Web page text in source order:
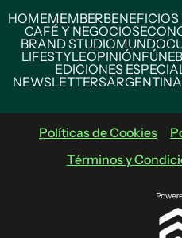
HOMEMEMBER
CAFÉ Y NEGOCIOS
BRAND STUDIOMUNDO
LIFESTYLEOPINIÓN
EDICIONES
NEWSLETTERSARGENTINA
Políticas de Cookies
Términos y